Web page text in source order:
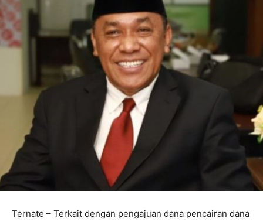
Ternate – Terkait dengan pengajuan dana pencairan dana